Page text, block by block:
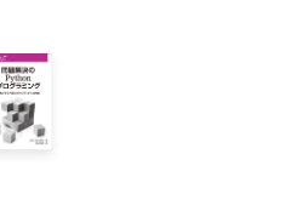
の扉（Twenty Questions））